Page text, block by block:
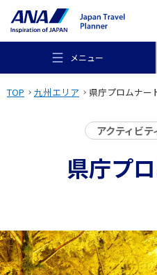
メニュー
おすすめの旅
行き先
TOP 九州エリア 県庁プロムナー
アクティビテ
県庁プ